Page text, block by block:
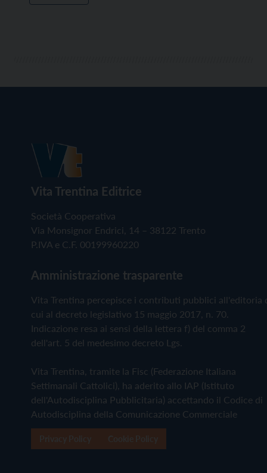
Vita Trentina Editrice
Società Cooperativa
Via Monsignor Endrici, 14 – 38122 Trento
P.IVA e C.F. 00199960220
Amministrazione trasparente
Vita Trentina percepisce i contributi pubblici all'editoria
cui al decreto legislativo 15 maggio 2017, n. 70.
Indicazione resa ai sensi della lettera f) del comma 2
dell'art. 5 del medesimo decreto Lgs.
Vita Trentina, tramite la Fisc (Federazione Italiana
Settimanali Cattolici), ha aderito allo IAP (Istituto
dell'Autodisciplina Pubblicitaria) accettando il Codice di
Autodisciplina della Comunicazione Commerciale